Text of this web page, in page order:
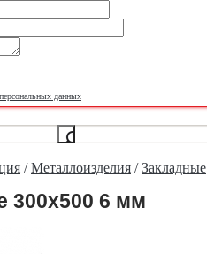
данных
/Металлоизделия /Закладные
300х500 6 мм